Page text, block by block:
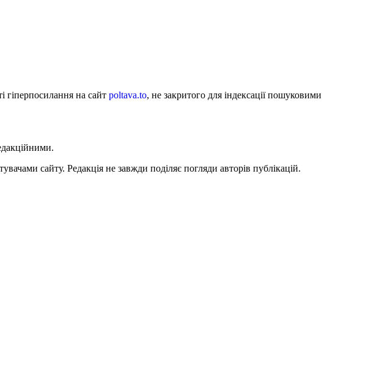
гіперпосилання на сайт poltava.to, не закритого для індексації пошуковими
сайту. Редакція не завжди поділяє погляди авторів публікацій.